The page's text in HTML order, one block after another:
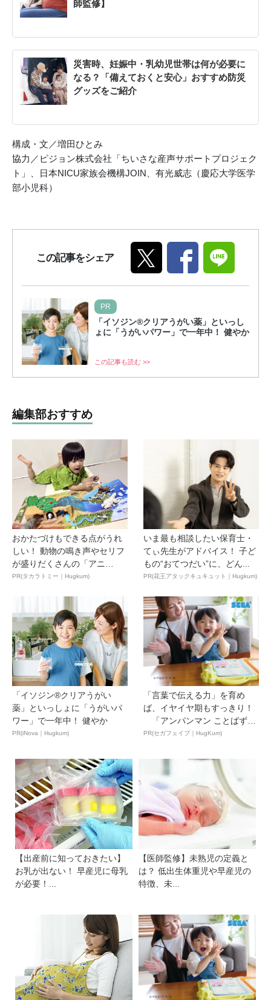
師監修】
災害時、妊娠中・乳幼児世帯は何が必要に
なる？「備えておくと安心」おすすめ防災
グッズをご紹介
構成・文／増田ひとみ
協力／ピジョン株式会社「ちいさな産声サポートプロジェク
ト」、日本NICU家族会機構JOIN、有光威志（慶応大学医学
部小児科）
この記事をシェア
PR
「イソジン®クリアうがい薬」といっし
ょに「うがいパワー」で一年中！ 健やか
この記事も読む >>
編集部おすすめ
おかたづけもできる点がうれ
しい！ 動物の鳴き声やセリフ
が盛りだくさんの「アニ
ア ...
PR(タカラトミー｜Hugkum)
いま最も相談したい保育士・
てぃ先生がアドバイス！ 子ど
もの“おてつだい”に、どん...
PR(花王アタックキュキュット｜Hugkum)
「イソジン®クリアうがい
薬」といっしょに「うがいパ
ワー」で一年中！ 健やか
PR(iNova｜Hugkum)
「言葉で伝える力」を育め
ば、イヤイヤ期もすっきり！
「アンパンマン ことばずか
ん...
PR(セガフェイブ｜HugKum)
【出産前に知っておきたい】
お乳が出ない！ 早産児に母乳
が必要！...
【医師監修】未熟児の定義と
は？ 低出生体重児や早産児の
特徴、未...